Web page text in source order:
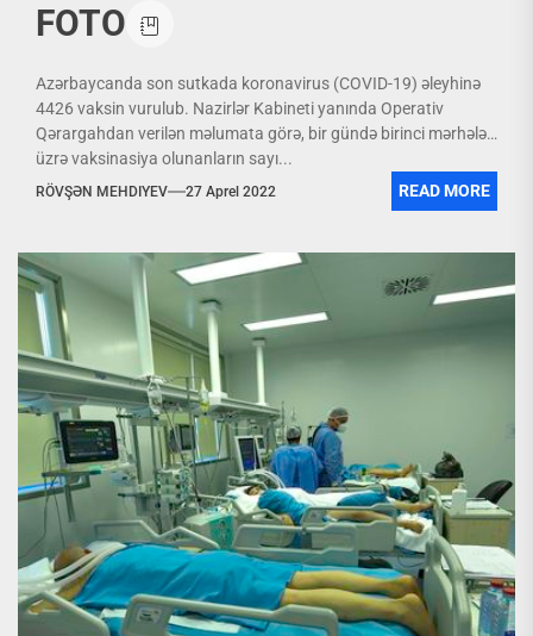
FOTO
Azərbaycanda son sutkada koronavirus (COVID-19) əleyhinə
4426 vaksin vurulub. Nazirlər Kabineti yanında Operativ
Qərargahdan verilən məlumata görə, bir gündə birinci mərhələ
üzrə vaksinasiya olunanların sayı...
RÖVŞƏN MEHDIYEV 27 Aprel 2022 READ MORE